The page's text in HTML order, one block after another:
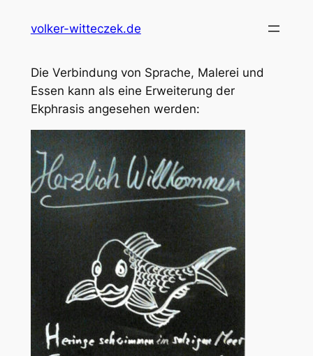
Inhaltvolker-witteczek.de
Die Verbindung von Sprache, Malerei und
Essen kann als eine Erweiterung der
Ekphrasis angesehen werden: